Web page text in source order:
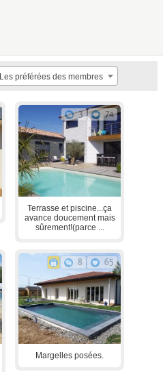
Les préférées des membres
3 74
Terrasse et piscine...ça
avance doucement mais
sûrement!(parce ...
8 65
Margelles posées.